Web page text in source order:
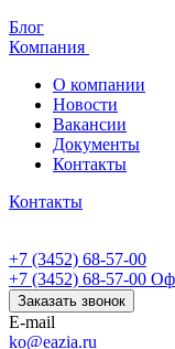
Блог
Компания
О компании
Новости
Вакансии
Документы
Контакты
Контакты
+7 (3452) 68-57-00
+7 (3452) 68-57-00
Заказать звонок
E-mail
ko@eazia.ru